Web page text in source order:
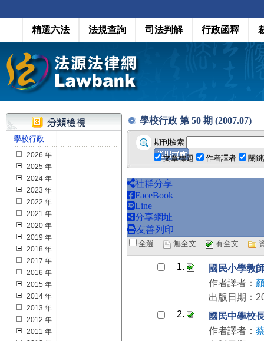
精選六法 法規查詢 司法判解 行政函釋
學校行政
2026 年
2025 年
2024 年
2023 年
2022 年
2021 年
2020 年
2019 年
2018 年
2017 年
2016 年
2015 年
2014 年
2013 年
2012 年
2011 年
學校行政 第 50 期 (2007.07)
期刊檢索
文章標題
作者譯者 關
社群分享
FaceBook
Line
分享網址
友善列印
全選 無全文 有全文
1.
國民小學教
作者譯者：
出版日期：
2.
國民中學校
作者譯者：